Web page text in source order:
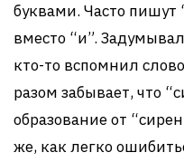
буквами. Часто пишут
вместо “и”.
кто-то вспомнил
разом забывает, что
образование от
же, как легко